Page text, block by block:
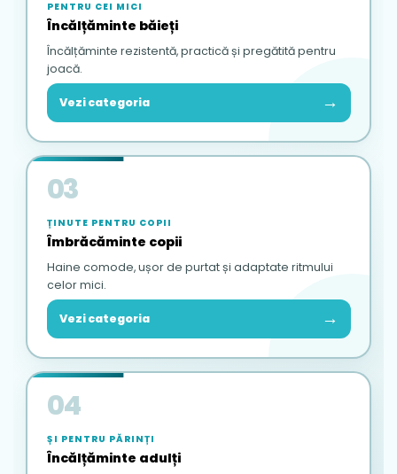
PENTRU CEI MICI
Încălțăminte băieți
Încălțăminte rezistentă, practică și pregătită pentru
joacă.
Vezi categoria →
03
ȚINUTE PENTRU COPII
Îmbrăcăminte copii
Haine comode, ușor de purtat și adaptate ritmului
celor mici.
Vezi categoria →
04
ȘI PENTRU PĂRINȚI
Încălțăminte adulți